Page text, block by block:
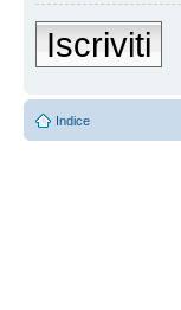
Iscriviti
Indice